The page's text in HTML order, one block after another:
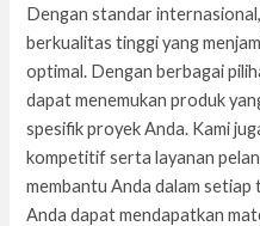
Dengan standar
berkualitas tinggi yang
optimal. Dengan berbagai
dapat menemukan produk
spesifik proyek Anda. Kami
kompetitif serta layanan
membantu Anda dalam setiap
Anda dapat mendapatkan